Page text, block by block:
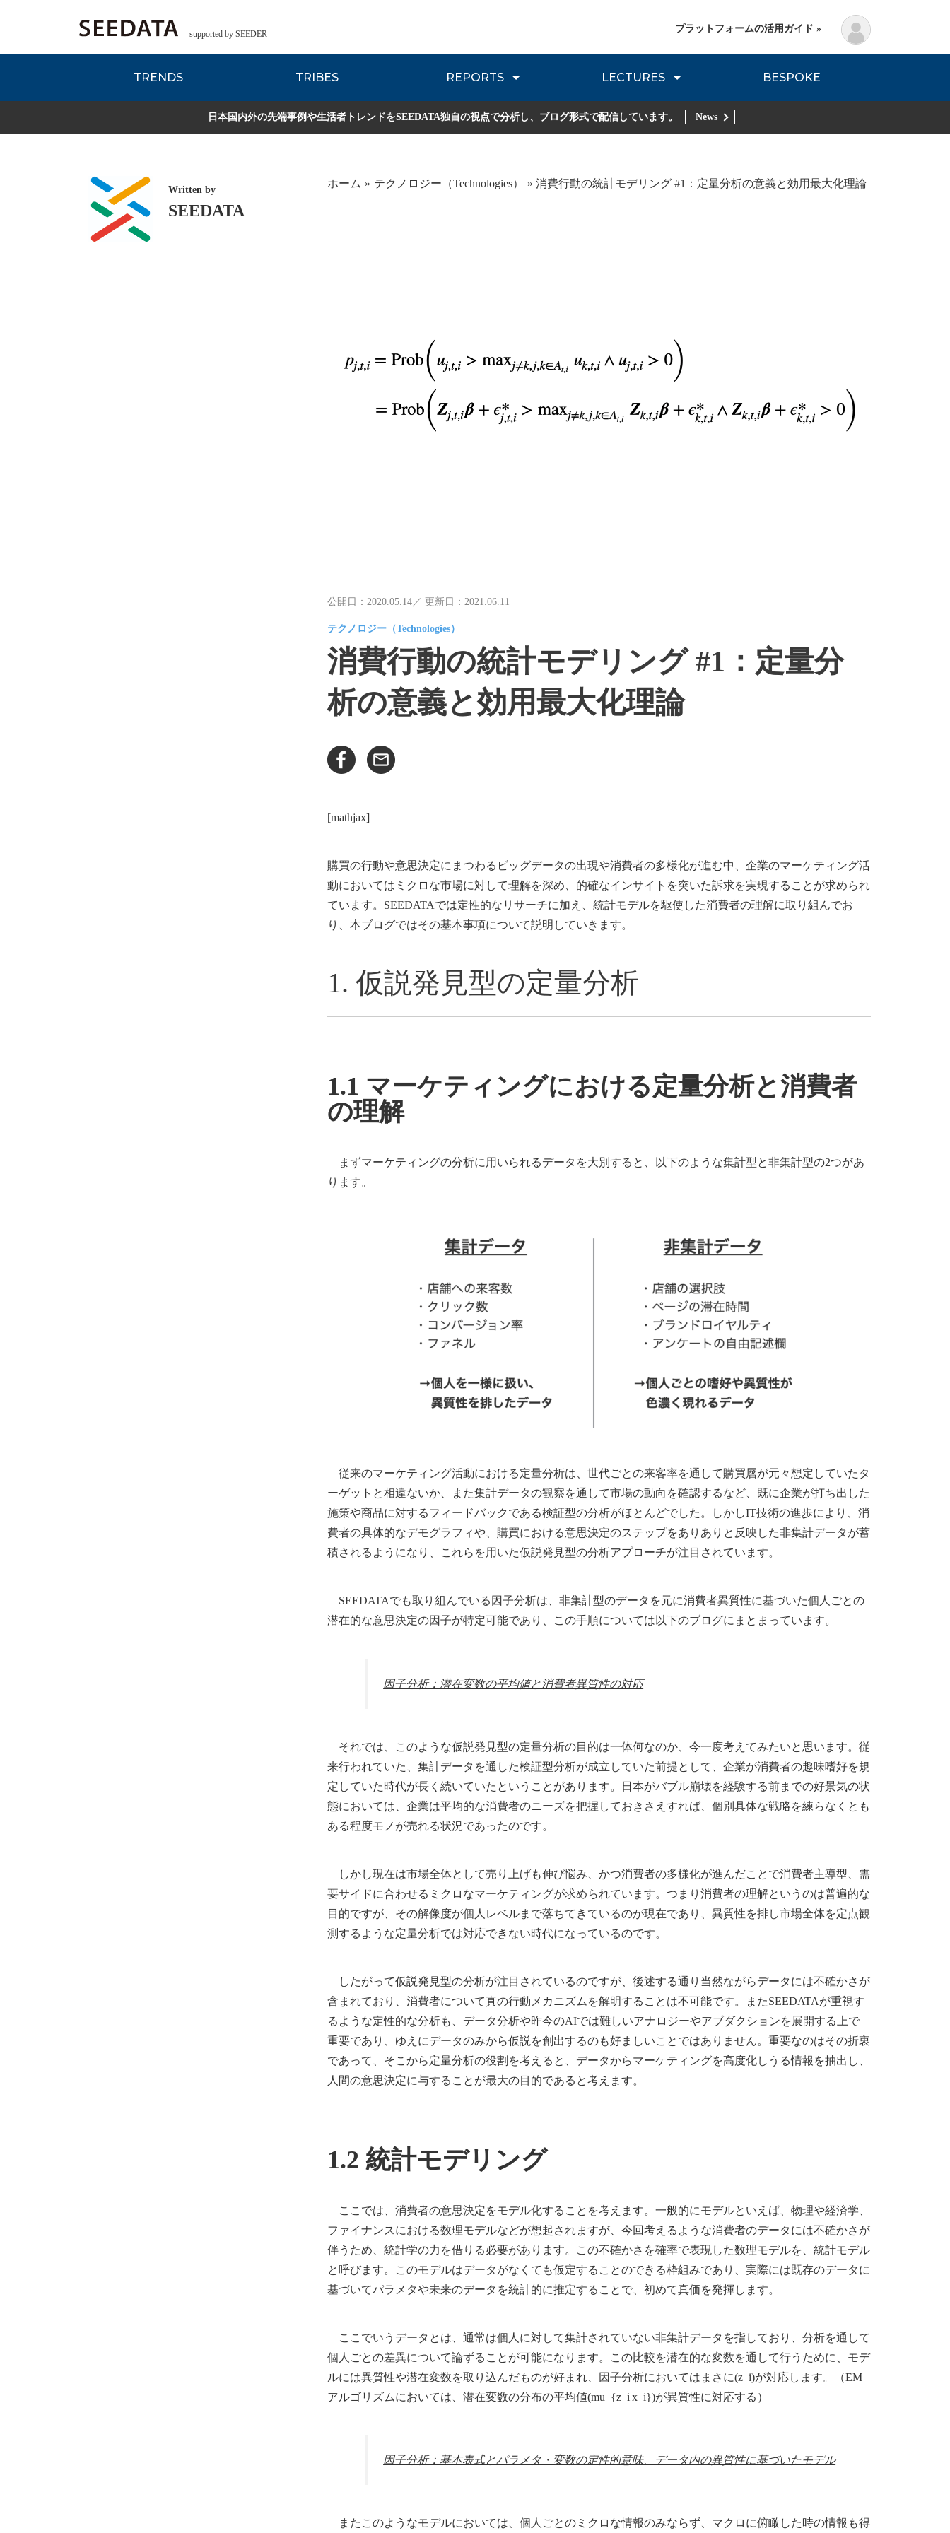
supported by SEEDER
TRENDS TRIBES REPORTS
EDITORIAL REPORT Zsレポート 流通レポート JOURNEY REVIEW DNVB REPORT TRIBE REPORTS
LECTURES
各種データのご紹介 Planning Method
BESPOKE
プラットフォームの活用ガイド »
日本国内外の先端事例や生活者トレンドをSEEDATA独自の視点で分析し、ブログ形式で配信しています。 News
Written by
SEEDATA
ホーム テクノロジー（Technologies） 消費行動の統計モデリング #1：定量分析の意義と効用最大化理論
公開日：2020.05.14／ 更新日：2021.06.11
テクノロジー（Technologies）
消費行動の統計モデリング #1：定量分
析の意義と効用最大化理論
[mathjax]
購買の行動や意思決定にまつわるビッグデータの出現や消費者の多様化が進む中、企業のマーケティング活
動においてはミクロな市場に対して理解を深め、的確なインサイトを突いた訴求を実現することが求められ
ています。SEEDATAでは定性的なリサーチに加え、統計モデルを駆使した消費者の理解に取り組んでお
り、本ブログではその基本事項について説明していきます。
1. 仮説発見型の定量分析
1.1 マーケティングにおける定量分析と消費者
の理解
まずマーケティングの分析に用いられるデータを大別すると、以下のような集計型と非集計型の2つがあ
ります。
従来のマーケティング活動における定量分析は、世代ごとの来客率を通して購買層が元々想定していたタ
ーゲットと相違ないか、また集計データの観察を通して市場の動向を確認するなど、既に企業が打ち出した
施策や商品に対するフィードバックである検証型の分析がほとんどでした。しかしIT技術の進歩により、消
費者の具体的なデモグラフィや、購買における意思決定のステップをありありと反映した非集計データが蓄
積されるようになり、これらを用いた仮説発見型の分析アプローチが注目されています。
SEEDATAでも取り組んでいる因子分析は、非集計型のデータを元に消費者異質性に基づいた個人ごとの
潜在的な意思決定の因子が特定可能であり、この手順については以下のブログにまとまっています。
因子分析：潜在変数の平均値と消費者異質性の対応
それでは、このような仮説発見型の定量分析の目的は一体何なのか、今一度考えてみたいと思います。従
来行われていた、集計データを通した検証型分析が成立していた前提として、企業が消費者の趣味嗜好を規
定していた時代が長く続いていたということがあります。日本がバブル崩壊を経験する前までの好景気の状
態においては、企業は平均的な消費者のニーズを把握しておきさえすれば、個別具体な戦略を練らなくとも
ある程度モノが売れる状況であったのです。
しかし現在は市場全体として売り上げも伸び悩み、かつ消費者の多様化が進んだことで消費者主導型、需
要サイドに合わせるミクロなマーケティングが求められています。つまり消費者の理解というのは普遍的な
目的ですが、その解像度が個人レベルまで落ちてきているのが現在であり、異質性を排し市場全体を定点観
測するような定量分析では対応できない時代になっているのです。
したがって仮説発見型の分析が注目されているのですが、後述する通り当然ながらデータには不確かさが
含まれており、消費者について真の行動メカニズムを解明することは不可能です。またSEEDATAが重視す
るような定性的な分析も、データ分析や昨今のAIでは難しいアナロジーやアブダクションを展開する上で
重要であり、ゆえにデータのみから仮説を創出するのも好ましいことではありません。重要なのはその折衷
であって、そこから定量分析の役割を考えると、データからマーケティングを高度化しうる情報を抽出し、
人間の意思決定に与することが最大の目的であると考えます。
1.2 統計モデリング
ここでは、消費者の意思決定をモデル化することを考えます。一般的にモデルといえば、物理や経済学、
ファイナンスにおける数理モデルなどが想起されますが、今回考えるような消費者のデータには不確かさが
伴うため、統計学の力を借りる必要があります。この不確かさを確率で表現した数理モデルを、統計モデル
と呼びます。このモデルはデータがなくても仮定することのできる枠組みであり、実際には既存のデータに
基づいてパラメタや未来のデータを統計的に推定することで、初めて真価を発揮します。
ここでいうデータとは、通常は個人に対して集計されていない非集計データを指しており、分析を通して
個人ごとの差異について論ずることが可能になります。この比較を潜在的な変数を通して行うために、モデ
ルには異質性や潜在変数を取り込んだものが好まれ、因子分析においてはまさに(z_i)が対応します。（EM
アルゴリズムにおいては、潜在変数の分布の平均値(mu_{z_i|x_i})が異質性に対応する）
因子分析：基本表式とパラメタ・変数の定性的意味、データ内の異質性に基づいたモデル
またこのようなモデルにおいては、個人ごとのミクロな情報のみならず、マクロに俯瞰した時の情報も得